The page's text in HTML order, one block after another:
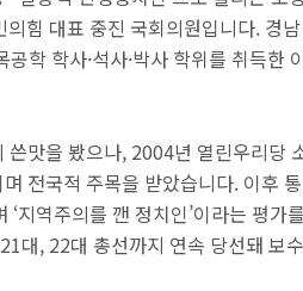
힘 대표 중진 국회의원입니다. 경
학 학사·석사·박사 학위를 취득한
맛을 봤으나, 2004년 열린우리당
전국적 주목을 받았습니다. 이후
지역주의를 깬 정치인’이라는 평가
대, 22대 총선까지 연속 당선돼 보